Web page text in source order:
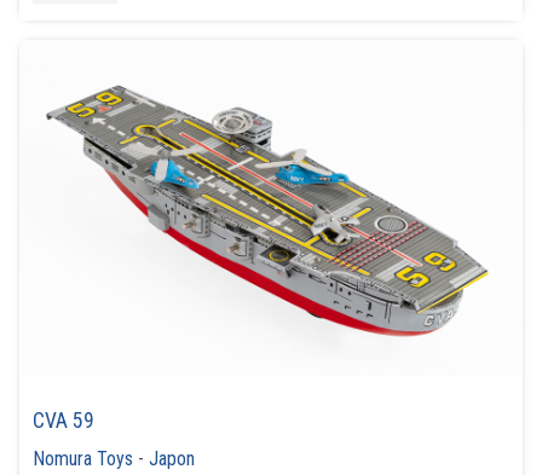
CVA 59
Nomura Toys -Japon